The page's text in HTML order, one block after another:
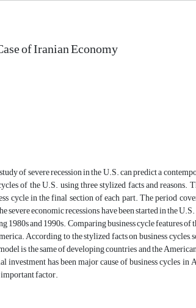
of Iranian Economy
of severe recession in the U.S. can predict a
of the U.S. using three stylized facts and reasons.
cycle in the final section of each part. The period
economic recessions have been started in the
and 1990s. Comparing business cycle features of
According to the stylized facts on business cycles,
is the same of developing countries and the
has been major cause of business cycles
important factor.